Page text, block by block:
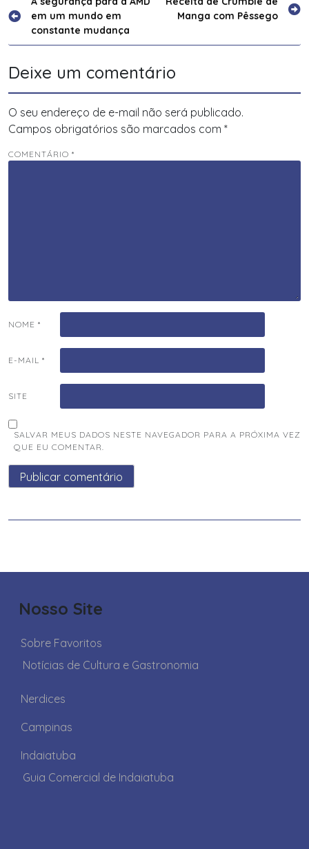
de
Post
em um mundo em
constante mudança
Manga com Pêssego
Deixe um comentário
O seu endereço de e-mail não será publicado.
Campos obrigatórios são marcados com *
COMENTÁRIO *
NOME *
E-MAIL *
SITE
SALVAR MEUS DADOS NESTE NAVEGADOR PARA A PRÓXIMA VEZ
QUE EU COMENTAR.
Nosso Site
Sobre Favoritos
Notícias de Cultura e Gastronomia
Nerdices
Campinas
Indaiatuba
Guia Comercial de Indaiatuba